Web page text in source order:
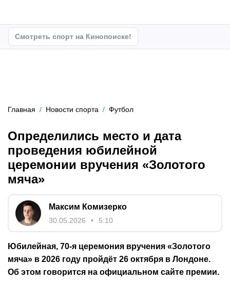
Смотреть спорт на Кинопоиске!
Главная Новости спорта Футбол
Определились место и дата
проведения юбилейной
церемонии вручения «Золотого
мяча»
Максим Комизерко
30.05.2026 5:10
Юбилейная, 70-я церемония вручения «Золотого
мяча» в 2026 году пройдёт 26 октября в Лондоне.
Об этом говорится на официальном сайте премии.